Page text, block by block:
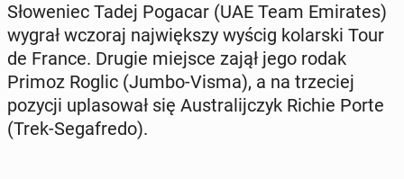
Sło­we­niec Tadej Pogacar (UAE Team Emi­ra­tes)
wygrał wczoraj naj­więk­szy wyścig ko­lar­ski Tour
de France. Drugie miejsce zajął jego rodak
Primoz Roglic (Jumbo-Visma), a na trze­ciej
pozycji upla­so­wał się Au­stra­lij­czyk Richie Porte
(Trek-Se­ga­fre­do).